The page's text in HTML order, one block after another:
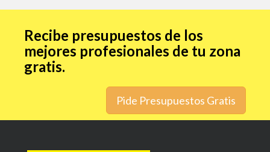
Recibe presupuestos de los
mejores profesionales de tu zona
gratis.
Pide Presupuestos Gratis